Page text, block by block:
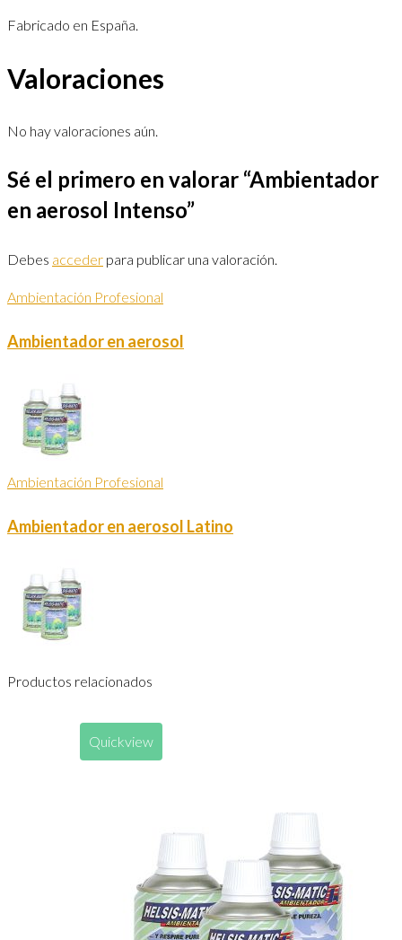
Fabricado en España.
Valoraciones
No hay valoraciones aún.
Sé el primero en valorar “Ambientador
en aerosol Intenso”
Debes acceder para publicar una valoración.
Ambientación Profesional
Ambientador en aerosol
Ambientación Profesional
Ambientador en aerosol Latino
Productos relacionados
Quickview